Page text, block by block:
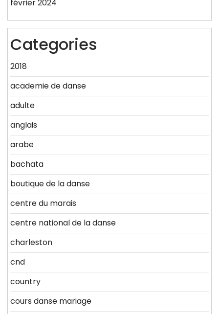
février 2024
Categories
2018
academie de danse
adulte
anglais
arabe
bachata
boutique de la danse
centre du marais
centre national de la danse
charleston
cnd
country
cours danse mariage